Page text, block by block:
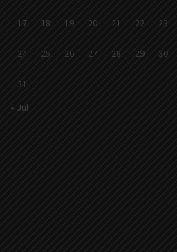
17 18 19 20 21 22 23
24 25 26 27 28 29 30
31
« Jul